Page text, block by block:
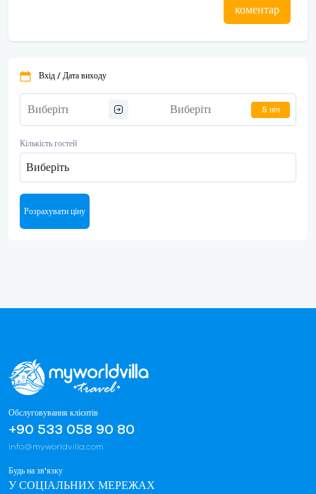
коментар
Вхід / Дата виходу
5 ніч
Кількість гостей
Виберіть
Розрахувати ціну
Обслуговування клієнтів
+90 533 058 90 80
info@myworldvilla.com
Будь на зв'язку
У СОЦІАЛЬНИХ МЕРЕЖАХ